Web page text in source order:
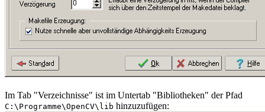
Im Tab "Verzeichnisse" ist im Untertab "Bibliotheken" der Pfad
C:\Programme\OpenCV\lib hinzuzufügen: